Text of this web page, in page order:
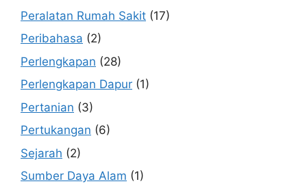
Peralatan Rumah Sakit (17)
Peribahasa (2)
Perlengkapan (28)
Perlengkapan Dapur (1)
Pertanian (3)
Pertukangan (6)
Sejarah (2)
Sumber Daya Alam (1)